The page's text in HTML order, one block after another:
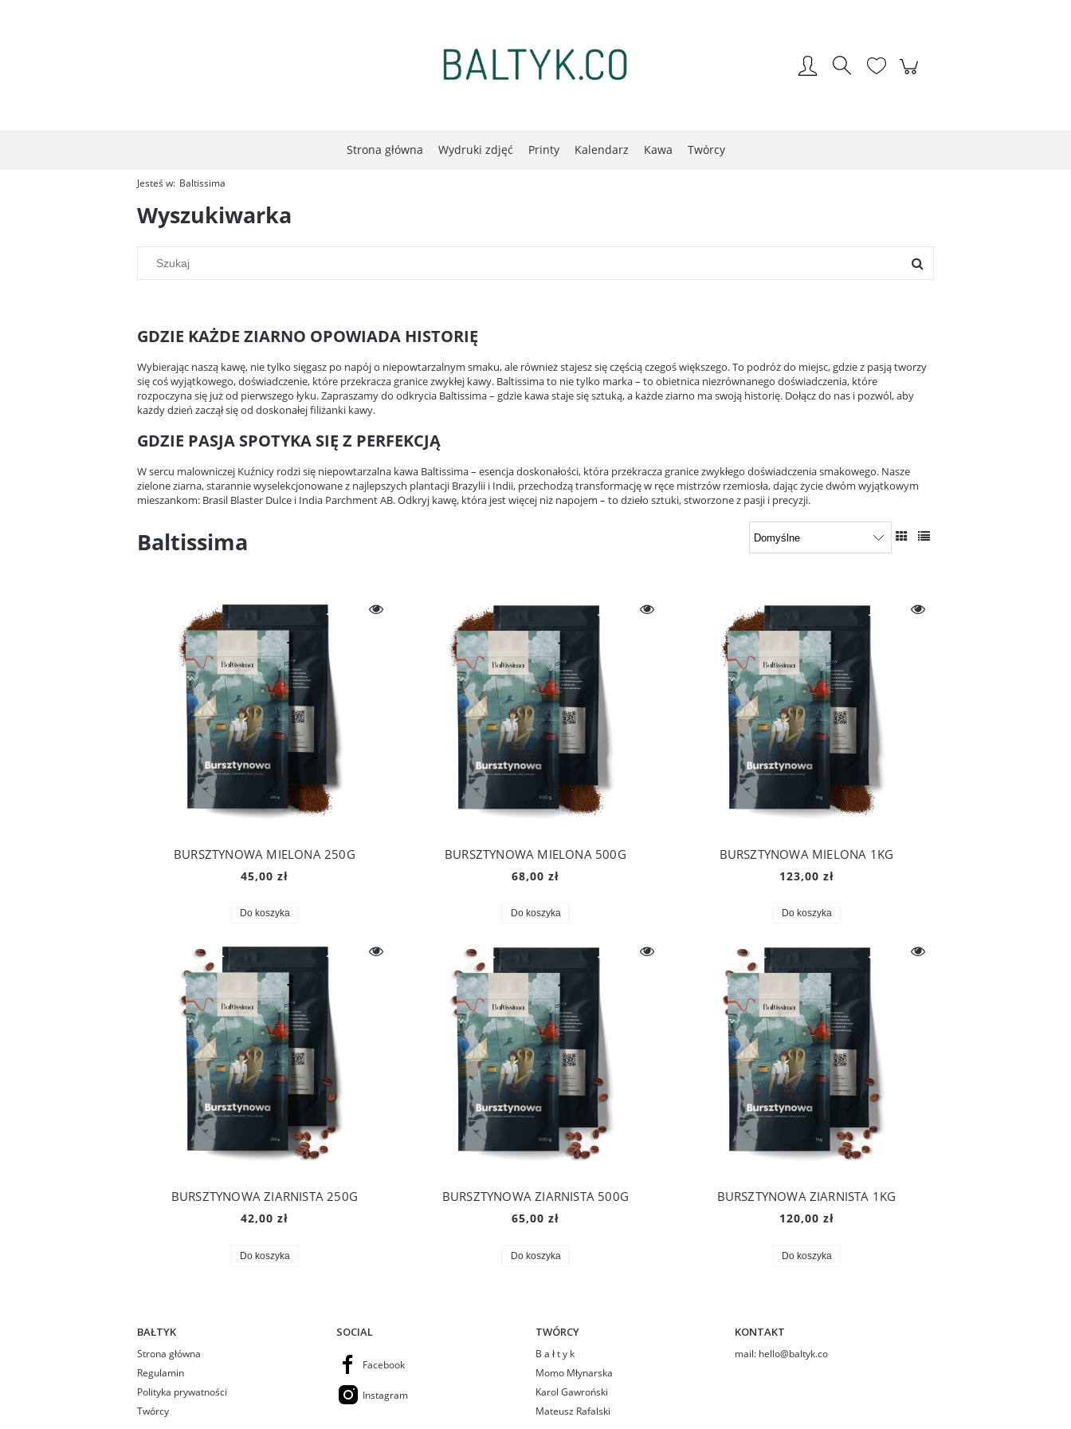
Strona główna Wydruki zdjęć Printy Kalendarz Kawa Twórcy
Jesteś w: Baltissima
Wyszukiwarka
GDZIE KAŻDE ZIARNO OPOWIADA HISTORIĘ
Wybierając naszą kawę, nie tylko sięgasz po napój o niepowtarzalnym smaku, ale również stajesz się częścią czegoś większego. To podróż do miejsc, gdzie z pasją tworzy
się coś wyjątkowego, doświadczenie, które przekracza granice zwykłej kawy. Baltissima to nie tylko marka – to obietnica niezrównanego doświadczenia, które
rozpoczyna się już od pierwszego łyku. Zapraszamy do odkrycia Baltissima – gdzie kawa staje się sztuką, a każde ziarno ma swoją historię. Dołącz do nas i pozwól, aby
każdy dzień zaczął się od doskonałej filiżanki kawy.
GDZIE PASJA SPOTYKA SIĘ Z PERFEKCJĄ
W sercu malowniczej Kuźnicy rodzi się niepowtarzalna kawa Baltissima – esencja doskonałości, która przekracza granice zwykłego doświadczenia smakowego. Nasze
zielone ziarna, starannie wyselekcjonowane z najlepszych plantacji Brazylii i Indii, przechodzą transformację w ręce mistrzów rzemiosła, dając życie dwóm wyjątkowym
mieszankom: Brasil Blaster Dulce i India Parchment AB. Odkryj kawę, która jest więcej niż napojem – to dzieło sztuki, stworzone z pasji i precyzji.
Baltissima
BURSZTYNOWA MIELONA 250G
45,00 zł
Do koszyka
BURSZTYNOWA MIELONA 500G
68,00 zł
Do koszyka
BURSZTYNOWA MIELONA 1KG
123,00 zł
Do koszyka
BURSZTYNOWA ZIARNISTA 250G
42,00 zł
Do koszyka
BURSZTYNOWA ZIARNISTA 500G
65,00 zł
Do koszyka
BURSZTYNOWA ZIARNISTA 1KG
120,00 zł
Do koszyka
BAŁTYK
Strona główna
Regulamin
Polityka prywatności
Twórcy
SOCIAL
Facebook
Instagram
TWÓRCY
B a ł t y k
Momo Młynarska
Karol Gawroński
Mateusz Rafalski
KONTAKT
:liam